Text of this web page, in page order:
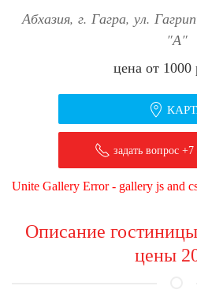
Абхазия, г. Гагра, ул.
"А"
цена от 1000
задать вопрос
Unite Gallery Error - gallery js and
Описание
цены